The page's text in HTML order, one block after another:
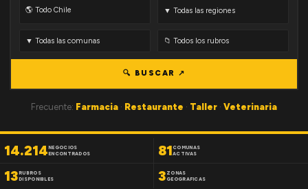
🔍 BUSCAR ↗
Frecuente: Farmacia · Restaurante · Taller · Veterinaria
14.214NEGOCIOS
ENCONTRADOS
81 COMUNAS
ACTIVAS
13RUBROS
DISPONIBLES
3 ZONAS
GEOGRAFICAS